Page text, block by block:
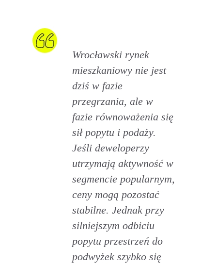
Wrocławski rynek
mieszkaniowy nie jest
dziś w fazie
przegrzania, ale w
fazie równoważenia się
sił popytu i podaży.
Jeśli deweloperzy
utrzymają aktywność w
segmencie popularnym,
ceny mogą pozostać
stabilne. Jednak przy
silniejszym odbiciu
popytu przestrzeń do
podwyżek szybko się